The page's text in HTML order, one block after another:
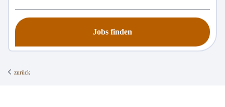
Jobs finden
zurück